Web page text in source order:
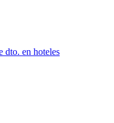
dto. en hoteles